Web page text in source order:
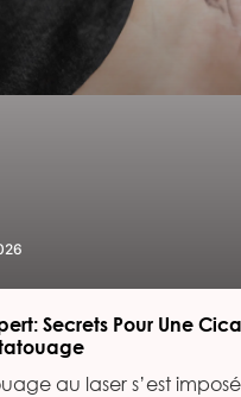
Secrets Pour Une
au laser s’est